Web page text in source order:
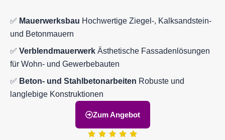
✅ Mauerwerksbau Hochwertige Ziegel-, Kalksandstein-
und Betonmauern
✅ Verblendmauerwerk Ästhetische Fassadenlösungen
für Wohn- und Gewerbebauten
✅ Beton- und Stahlbetonarbeiten Robuste und
langlebige Konstruktionen
Zum Angebot